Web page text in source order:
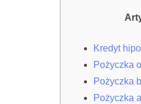
Kredyt
Pożyczka
Pożyczka
Pożyczka